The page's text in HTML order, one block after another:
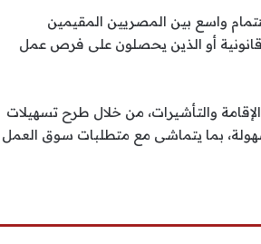
واسع بين المصريين المقيمين
قانونية أو الذين يحصلون على فرص عمل
والتأشيرات، من خلال طرح تسهيلات
بما يتماشى مع متطلبات سوق العمل